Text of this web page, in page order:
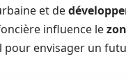
et de
influence le
pour envisager un